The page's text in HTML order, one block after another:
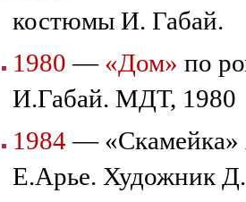
костюмы И. Габай.
1980 — «Дом» по
И.Габай. МДТ, 1980
1984 — «Скамейка»
Е.Арье. Художник